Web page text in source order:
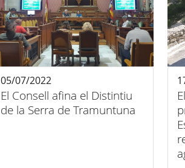
El Consell afina el Distintiu
de la Serra de Tramuntuna
05/07/2022